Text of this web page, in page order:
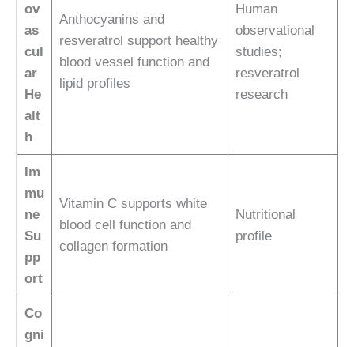
ov
as
cul
ar
He
alt
h
Anthocyanins and
resveratrol support healthy
blood vessel function and
lipid profiles
Human
observational
studies;
resveratrol
research
Im
mu
ne
Su
pp
ort
Vitamin C supports white
blood cell function and
collagen formation
Nutritional
profile
Co
gni